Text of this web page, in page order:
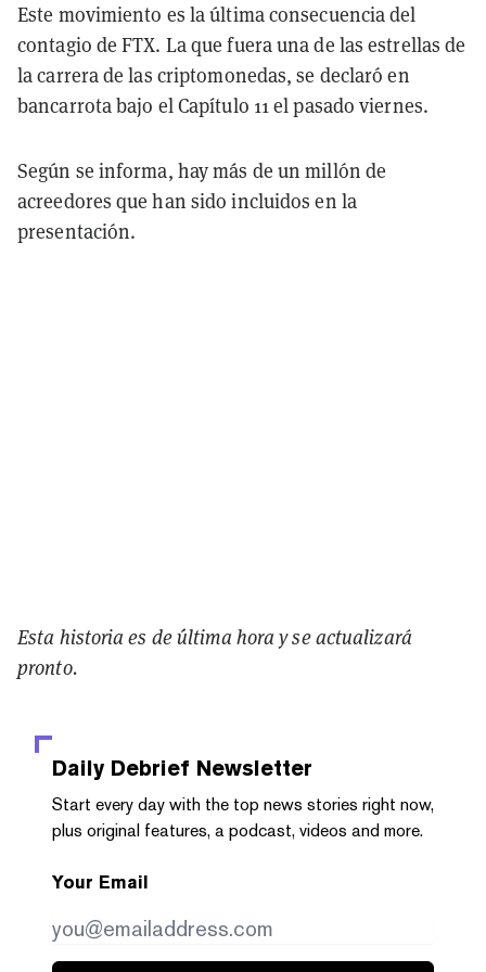
Este movimiento es la última consecuencia del
contagio de FTX. La que fuera una de las estrellas de
la carrera de las criptomonedas, se declaró en
bancarrota bajo el Capítulo 11 el pasado viernes.
Según se informa, hay más de un millón de
acreedores que han sido incluidos en la
presentación.
Esta historia es de última hora y se actualizará
pronto.
Daily Debrief Newsletter
Start every day with the top news stories right now,
plus original features, a podcast, videos and more.
Your Email